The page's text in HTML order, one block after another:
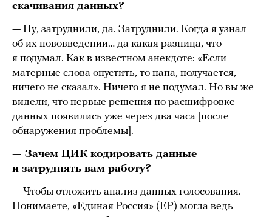
скачивания данных?
— Ну, затруднили, да. Затруднили. Когда я узнал
об их нововведении… да какая разница, что
я подумал. Как в известном анекдоте: «Если
матерные слова опустить, то папа, получается,
ничего не сказал». Ничего я не подумал. Но вы же
видели, что первые решения по расшифровке
данных появились уже через два часа [после
обнаружения проблемы].
— Зачем ЦИК кодировать данные
и затруднять вам работу?
— Чтобы отложить анализ данных голосования.
Понимаете, «Единая Россия» (ЕР) могла ведь